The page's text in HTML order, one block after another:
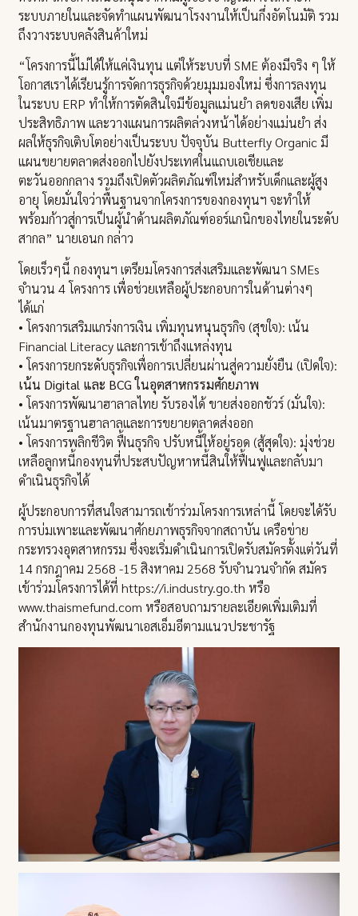
ระบบภายในและจัดทำแผนพัฒนาโรงงานให้เป็นกึ่งอัตโนมัติ รวม
ถึงวางระบบคลังสินค้าใหม่
“โครงการนี้ไม่ได้ให้แค่เงินทุน แต่ให้ระบบที่ SME ต้องมีจริง ๆ ให้
โอกาสเราได้เรียนรู้การจัดการธุรกิจด้วยมุมมองใหม่ ซึ่งการลงทุน
ในระบบ ERP ทำให้การตัดสินใจมีข้อมูลแม่นยำ ลดของเสีย เพิ่ม
ประสิทธิภาพ และวางแผนการผลิตล่วงหน้าได้อย่างแม่นยำ ส่ง
ผลให้ธุรกิจเติบโตอย่างเป็นระบบ ปัจจุบัน Butterfly Organic มี
แผนขยายตลาดส่งออกไปยังประเทศในแถบเอเชียและ
ตะวันออกกลาง รวมถึงเปิดตัวผลิตภัณฑ์ใหม่สำหรับเด็กและผู้สูง
อายุ โดยมั่นใจว่าพื้นฐานจากโครงการของกองทุนฯ จะทำให้
พร้อมก้าวสู่การเป็นผู้นำด้านผลิตภัณฑ์ออร์แกนิกของไทยในระดับ
สากล” นายเอนก กล่าว
โดยเร็วๆนี้ กองทุนฯ เตรียมโครงการส่งเสริมและพัฒนา SMEs
จำนวน 4 โครงการ เพื่อช่วยเหลือผู้ประกอบการในด้านต่างๆ
ได้แก่
• โครงการเสริมแกร่งการเงิน เพิ่มทุนหนุนธุรกิจ (สุขใจ): เน้น
Financial Literacy และการเข้าถึงแหล่งทุน
• โครงการยกระดับธุรกิจเพื่อการเปลี่ยนผ่านสู่ความยั่งยืน (เปิดใจ):
เน้น Digital และ BCG ในอุตสาหกรรมศักยภาพ
• โครงการพัฒนาฮาลาลไทย รับรองได้ ขายส่งออกชัวร์ (มั่นใจ):
เน้นมาตรฐานฮาลาลและการขยายตลาดส่งออก
• โครงการพลิกชีวิต ฟื้นธุรกิจ ปรับหนี้ให้อยู่รอด (สู้สุดใจ): มุ่งช่วย
เหลือลูกหนี้กองทุนที่ประสบปัญหาหนี้สินให้ฟื้นฟูและกลับมา
ดำเนินธุรกิจได้
ผู้ประกอบการที่สนใจสามารถเข้าร่วมโครงการเหล่านี้ โดยจะได้รับ
การบ่มเพาะและพัฒนาศักยภาพธุรกิจจากสถาบัน เครือข่าย
กระทรวงอุตสาหกรรม ซึ่งจะเริ่มดำเนินการเปิดรับสมัครตั้งเเต่วันที่
14 กรกฎาคม 2568 -15 สิงหาคม 2568 รับจำนวนจำกัด สมัคร
เข้าร่วมโครงการได้ที่ https://i.industry.go.th หรือ
www.thaismefund.com หรือสอบถามรายละเอียดเพิ่มเติมที่
สำนักงานกองทุนพัฒนาเอสเอ็มอีตามแนวประชารัฐ